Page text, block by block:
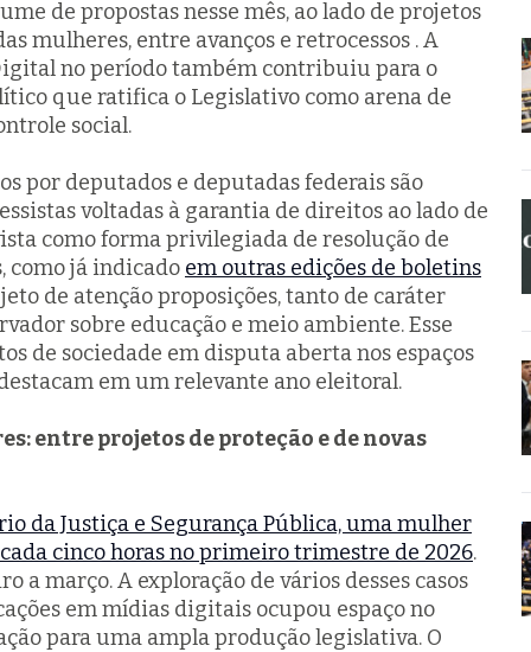
de propostas nesse mês, ao lado de projetos
mulheres, entre avanços e retrocessos . A
no período também contribuiu para o
que ratifica o Legislativo como arena de
social.
por deputados e deputadas federais são
voltadas à garantia de direitos ao lado de
como forma privilegiada de resolução de
como já indicado em outras edições de boletins
de atenção proposições, tanto de caráter
sobre educação e meio ambiente. Esse
de sociedade em disputa aberta nos espaços
em um relevante ano eleitoral.
entre projetos de proteção e de novas
da Justiça e Segurança Pública, uma mulher
cinco horas no primeiro trimestre de 2026.
a março. A exploração de vários desses casos
em mídias digitais ocupou espaço no
para uma ampla produção legislativa. O